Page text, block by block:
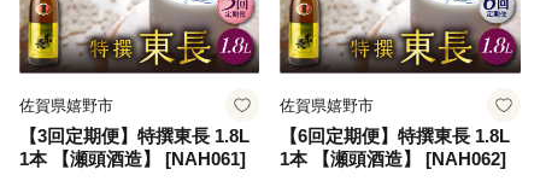
佐賀県嬉野市
【3回定期便】特撰東長 1.8L
1本 【瀬頭酒造】 [NAH061]
佐賀県嬉野市
【6回定期便】特撰東長 1.8L
1本 【瀬頭酒造】 [NAH062]